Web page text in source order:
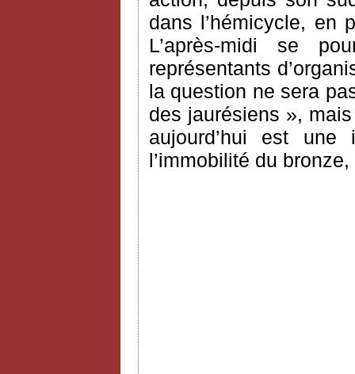
dans l’hémicycle, en
L’après-midi se
représentants
la question ne sera
des jaurésiens »,
aujourd’hui est
l’immobilité du